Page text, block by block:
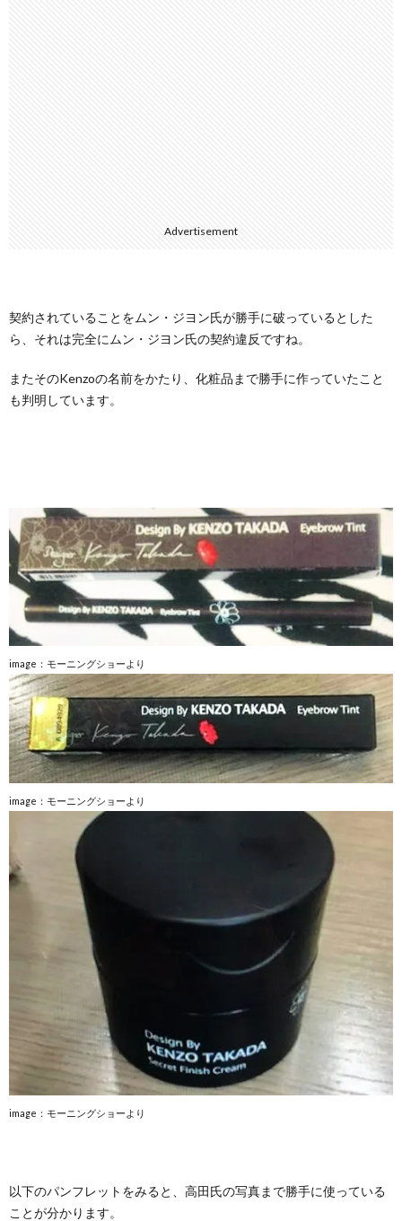
Advertisement
契約されていることをムン・ジヨン氏が勝手に破っているとした
ら、それは完全にムン・ジヨン氏の契約違反ですね。
またそのKenzoの名前をかたり、化粧品まで勝手に作っていたこと
も判明しています。
image：モーニングショーより
image：モーニングショーより
image：モーニングショーより
以下のパンフレットをみると、高田氏の写真まで勝手に使っている
ことが分かります。